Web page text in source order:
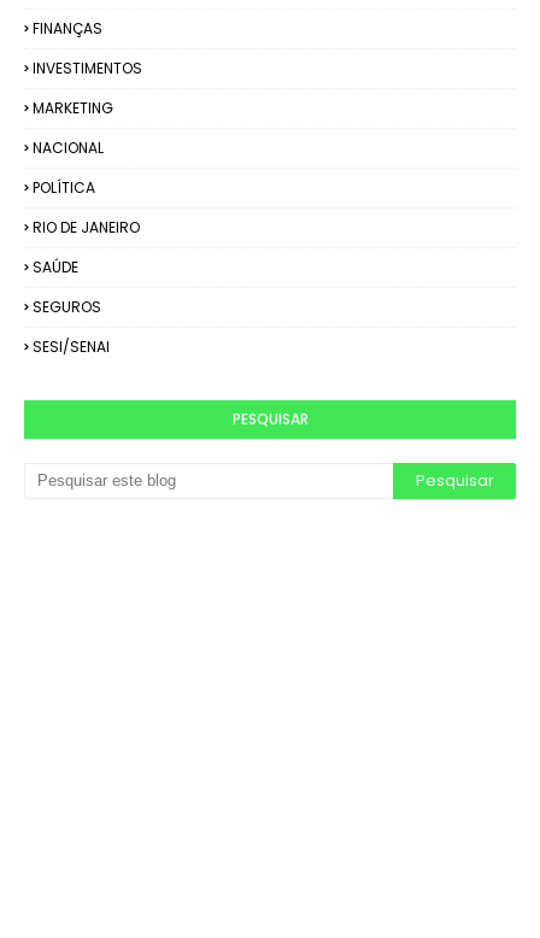
FINANÇAS
INVESTIMENTOS
MARKETING
NACIONAL
POLÍTICA
RIO DE JANEIRO
SAÚDE
SEGUROS
SESI/SENAI
PESQUISAR